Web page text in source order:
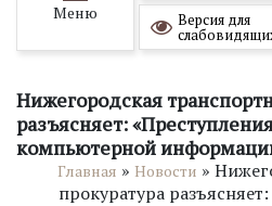
Меню
Версия для
Нижегородская
разъясняет:
компьютерной
Главная » Новости »
прокуратура